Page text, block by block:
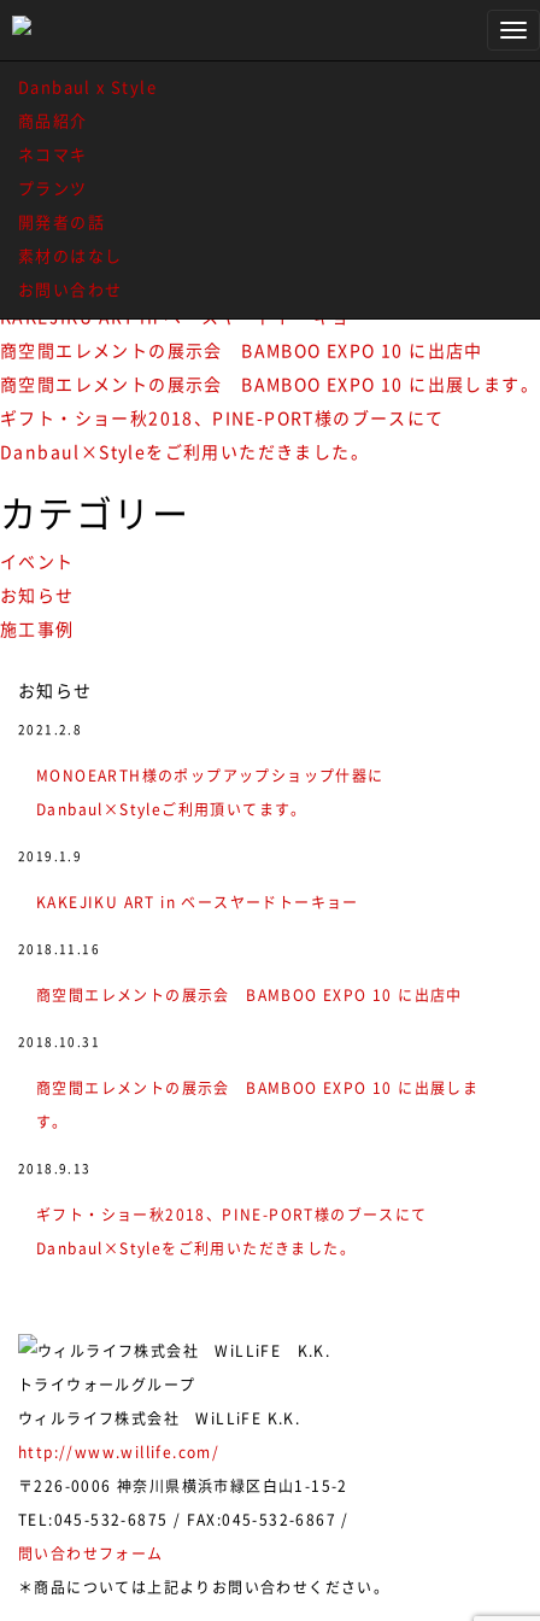
Danbaul x Style
商品紹介
ネコマキ
プランツ
開発者の話
素材のはなし
お問い合わせ
IMG_1087
最近のお知らせ一覧
MONOEARTH様のポップアップショップ什器に
Danbaul×Styleご利用頂いてます。
KAKEJIKU ART in ベースヤードトーキョー
商空間エレメントの展示会 BAMBOO EXPO 10 に出店中
商空間エレメントの展示会 BAMBOO EXPO 10 に出展します。
ギフト・ショー秋2018、PINE-PORT様のブースにて
Danbaul×Styleをご利用いただきました。
カテゴリー
イベント
お知らせ
施工事例
お知らせ
2021.2.8
MONOEARTH様のポップアップショップ什器に
Danbaul×Styleご利用頂いてます。
2019.1.9
KAKEJIKU ART in ベースヤードトーキョー
2018.11.16
商空間エレメントの展示会 BAMBOO EXPO 10 に出店中
2018.10.31
商空間エレメントの展示会 BAMBOO EXPO 10 に出展しま
す。
2018.9.13
ギフト・ショー秋2018、PINE-PORT様のブースにて
Danbaul×Styleをご利用いただきました。
トライウォールグループ
ウィルライフ株式会社 WiLLiFE K.K.
http://www.willife.com/
〒226-0006 神奈川県横浜市緑区白山1-15-2
TEL:045-532-6875 / FAX:045-532-6867 /
問い合わせフォーム
＊商品については上記よりお問い合わせください。